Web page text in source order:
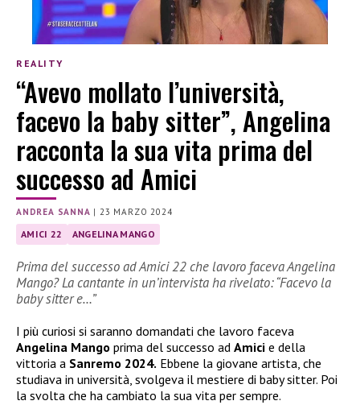
REALITY
“Avevo mollato l’università,
facevo la baby sitter”, Angelina
racconta la sua vita prima del
successo ad Amici
ANDREA SANNA |23 MARZO 2024
AMICI 22 ANGELINA MANGO
Prima del successo ad Amici 22 che lavoro faceva Angelina
Mango? La cantante in un’intervista ha rivelato: “Facevo la
baby sitter e…”
I più curiosi si saranno domandati che lavoro faceva
Angelina Mango prima del successo ad Amici e della
vittoria a Sanremo 2024. Ebbene la giovane artista, che
studiava in università, svolgeva il mestiere di baby sitter. Poi
la svolta che ha cambiato la sua vita per sempre.